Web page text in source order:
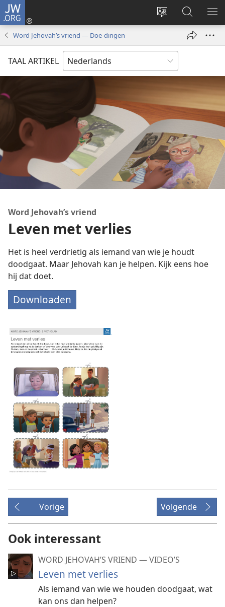
JW.ORG
Taal
wijzigen
Inloggen
(opent
Zoeken
op
JW.ORG
Word Jehovah’s vriend — Doe-dingen
TAAL ARTIKEL
Word Jehovah’s vriend
Leven met verlies
Het is heel verdrietig als iemand van wie je houdt
doodgaat. Maar Jehovah kan je helpen. Kijk eens hoe
hij dat doet.
Downloaden
Vorige Volgende
Ook interessant
WORD JEHOVAH’S VRIEND — VIDEO’S
Leven met verlies
Als iemand van wie we houden doodgaat, wat
kan ons dan helpen?